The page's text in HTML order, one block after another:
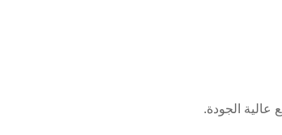
عالية الجودة.